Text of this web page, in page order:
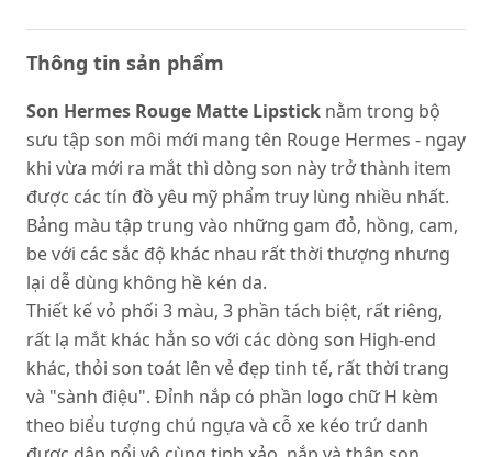
Thông tin sản phẩm
Son Hermes Rouge Matte Lipstick nằm trong bộ
sưu tập son môi mới mang tên Rouge Hermes - ngay
khi vừa mới ra mắt thì dòng son này trở thành item
được các tín đồ yêu mỹ phẩm truy lùng nhiều nhất.
Bảng màu tập trung vào những gam đỏ, hồng, cam,
be với các sắc độ khác nhau rất thời thượng nhưng
lại dễ dùng không hề kén da.
Thiết kế vỏ phối 3 màu, 3 phần tách biệt, rất riêng,
rất lạ mắt khác hẳn so với các dòng son High-end
khác, thỏi son toát lên vẻ đẹp tinh tế, rất thời trang
và "sành điệu". Đỉnh nắp có phần logo chữ H kèm
theo biểu tượng chú ngựa và cỗ xe kéo trứ danh